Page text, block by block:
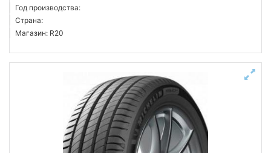
Год производства:
Страна:
Магазин: R20